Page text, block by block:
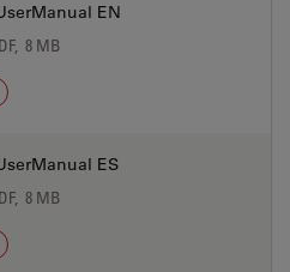
EN
8 MB
ES
8 MB